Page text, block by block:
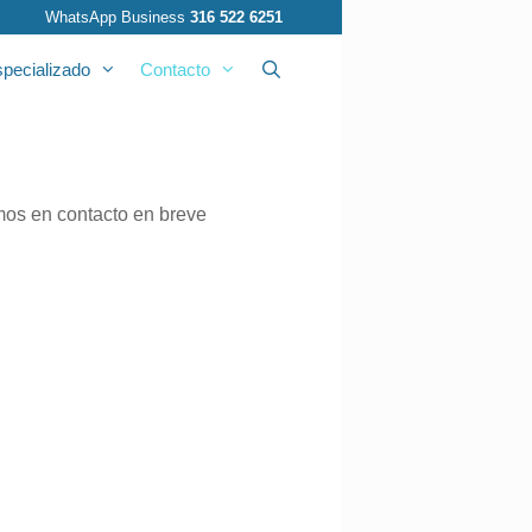
WhatsApp Business 316 522 6251
Contacto
en contacto en breve